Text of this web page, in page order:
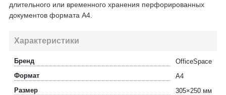
длительного или временного хранения перфорированных
документов формата А4.
Характеристики
Бренд
OfficeSpace
Формат
A4
Размер
305×250 мм